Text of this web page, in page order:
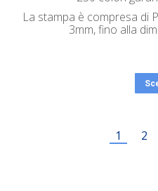
La stampa è compresa di
3mm, fino alla
1 2